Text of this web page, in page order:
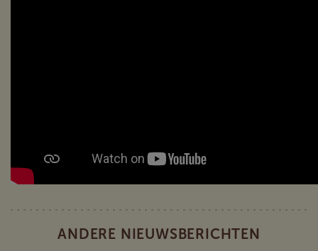
ANDERE NIEUWSBERICHTEN